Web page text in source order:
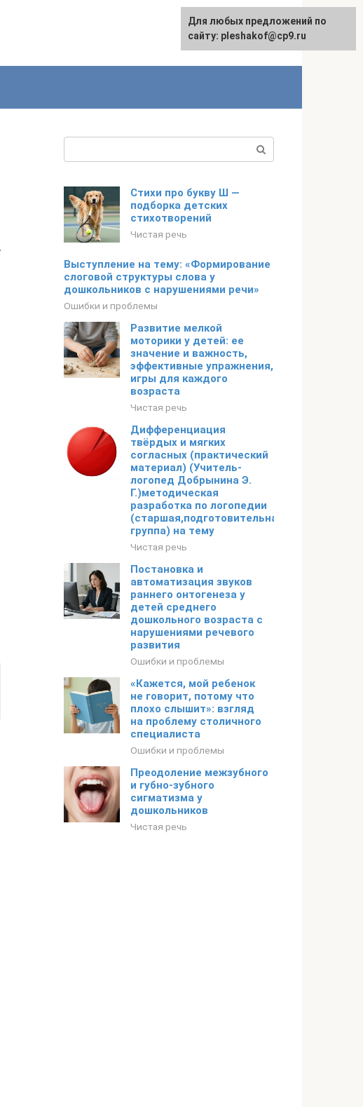
Стихи про букву Ш —
подборка детских
стихотворений
Чистая речь
Выступление на тему: «Формирование
слоговой структуры слова у
дошкольников с нарушениями речи»
Ошибки и проблемы
Развитие мелкой
моторики у детей: ее
значение и важность,
эффективные упражнения,
игры для каждого
возраста
Чистая речь
Дифференциация
твёрдых и мягких
согласных (практический
материал) (Учитель-
логопед Добрынина Э.
Г.)методическая
разработка по логопедии
(старшая,подготовительная
группа) на тему
Чистая речь
Постановка и
автоматизация звуков
раннего онтогенеза у
детей среднего
дошкольного возраста с
нарушениями речевого
развития
Ошибки и проблемы
«Кажется, мой ребенок
не говорит, потому что
плохо слышит»: взгляд
на проблему столичного
специалиста
Ошибки и проблемы
Преодоление межзубного
и губно-зубного
сигматизма у
дошкольников
Чистая речь
Для любых предложений по
сайту: pleshakof@cp9.ru